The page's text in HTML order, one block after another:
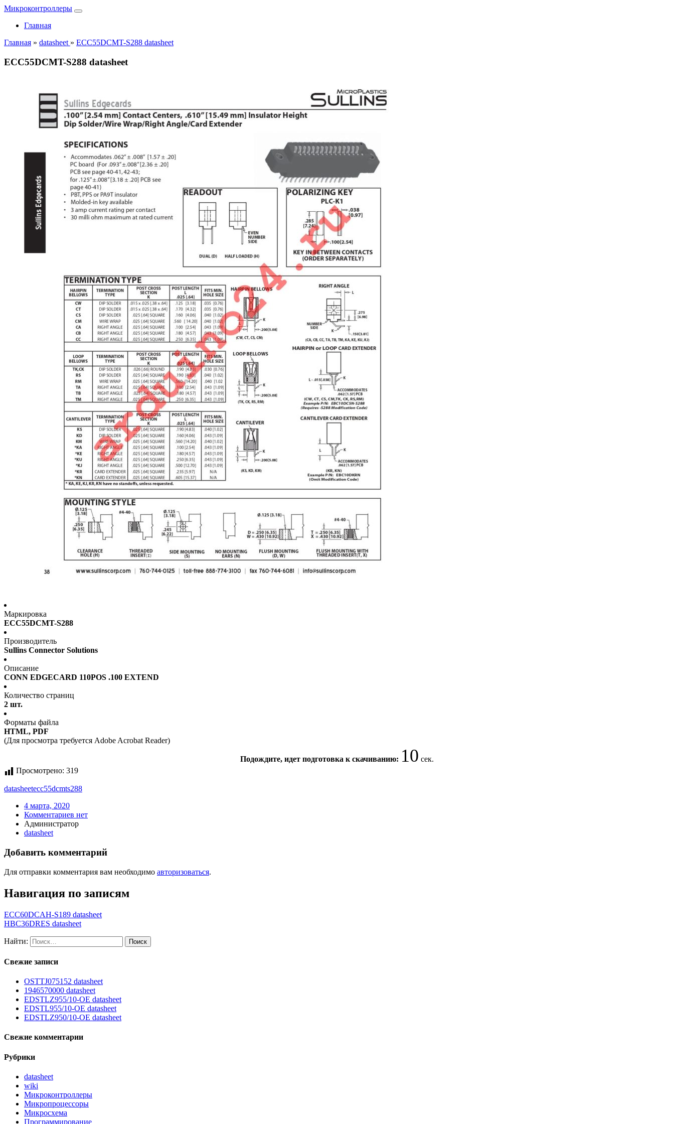
Микроконтроллеры
Главная
Главная » datasheet » ECC55DCMT-S288 datasheet
ECC55DCMT-S288 datasheet
Маркировка
ECC55DCMT-S288
Производитель
Sullins Connector Solutions
Описание
CONN EDGECARD 110POS .100 EXTEND
Количество страниц
2 шт.
Форматы файла
HTML, PDF
(Для просмотра требуется Adobe Acrobat Reader)
Подождите, идет подготовка к скачиванию: 10 сек.
Просмотрено: 319
datasheetecc55dcmts288
4 марта, 2020
Комментариев нет
Администратор
datasheet
Добавить комментарий
Для отправки комментария вам необходимо авторизоваться.
Навигация по записям
ECC60DCAH-S189 datasheet
HBC36DRES datasheet
Найти:
Свежие записи
OSTTJ075152 datasheet
1946570000 datasheet
EDSTLZ955/10-OE datasheet
EDSTL955/10-OE datasheet
EDSTLZ950/10-OE datasheet
Свежие комментарии
Рубрики
datasheet
wiki
Микроконтроллеры
Микропроцессоры
Микросхема
Программирование